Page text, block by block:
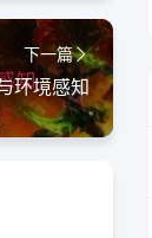
下一篇
环境感知